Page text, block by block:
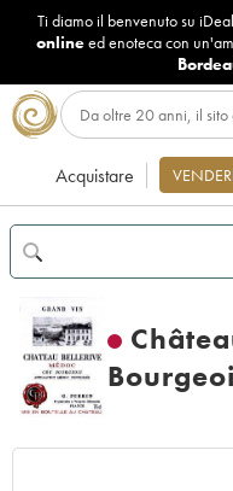
Ti diamo il benvenuto su
onlineed enoteca con
Acquistare